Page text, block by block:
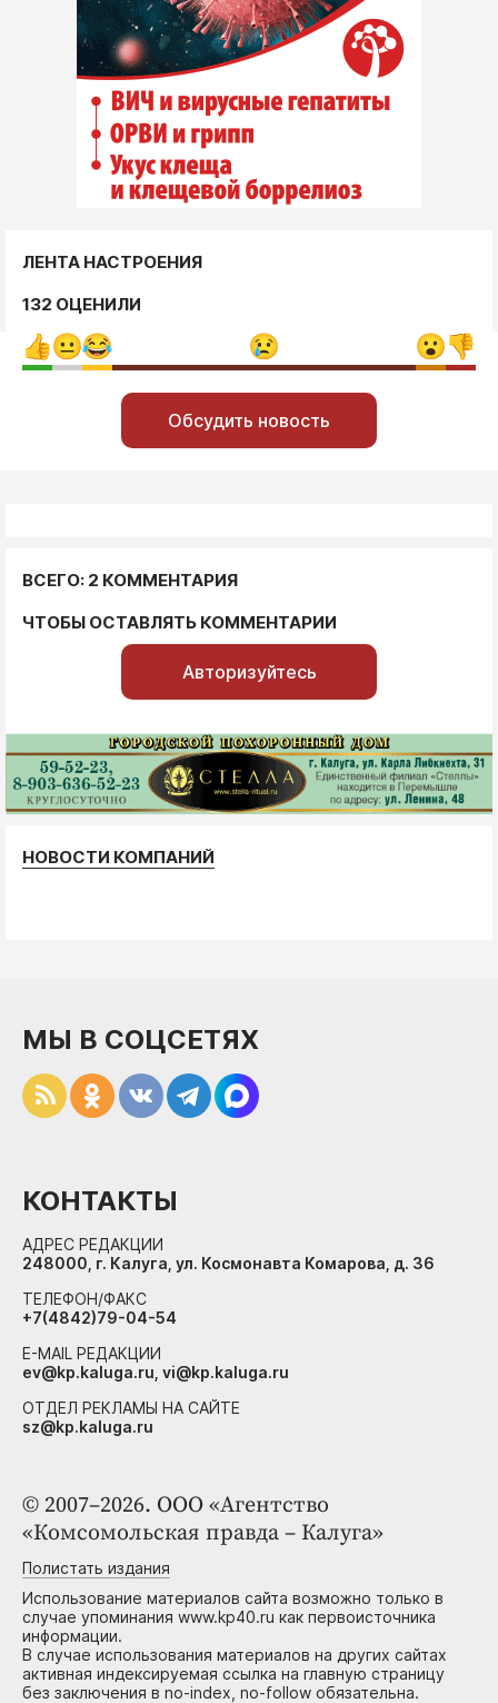
ЛЕНТА НАСТРОЕНИЯ
132 ОЦЕНИЛИ
Обсудить новость
ВСЕГО: 2 КОММЕНТАРИЯ
ЧТОБЫ ОСТАВЛЯТЬ КОММЕНТАРИИ
Авторизуйтесь
НОВОСТИ КОМПАНИЙ
© 2007–2026. ООО «Агентство
«Комсомольская правда – Калуга»
Полистать издания
Использование материалов сайта возможно только в
случае упоминания www.kp40.ru как первоисточника
информации.
В случае использования материалов на других сайтах
активная индексируемая ссылка на главную страницу
без заключения в no-index, no-follow обязательна.
МЫ В СОЦСЕТЯХ
КОНТАКТЫ
АДРЕС РЕДАКЦИИ
248000, г. Калуга, ул. Космонавта Комарова, д. 36
ТЕЛЕФОН/ФАКС
+7(4842)79-04-54
E-MAIL РЕДАКЦИИ
ev@kp.kaluga.ru, vi@kp.kaluga.ru
ОТДЕЛ РЕКЛАМЫ НА САЙТЕ
sz@kp.kaluga.ru